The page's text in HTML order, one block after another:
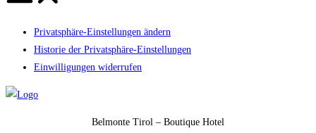
Privatsphäre-Einstellungen ändern
Historie der Privatsphäre-Einstellungen
Einwilligungen widerrufen
Belmonte Tirol – Boutique Hotel